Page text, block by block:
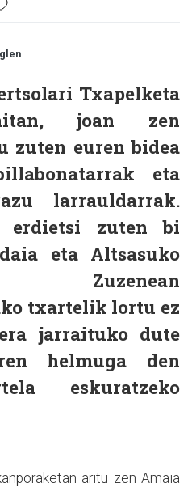
Txapelketa
joan zen
zuten euren bidea
eta
larrauldarrak.
erdietsi zuten bi
eta Altsasuko
Zuzenean
txartelik lortu ez
jarraituko dute
helmuga den
eskuratzeko
aritu zen Amaia